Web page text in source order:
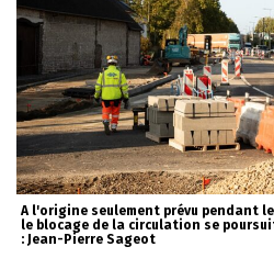
A l'origine seulement prévu pendant
le blocage de la circulation se
: Jean-Pierre Sageot